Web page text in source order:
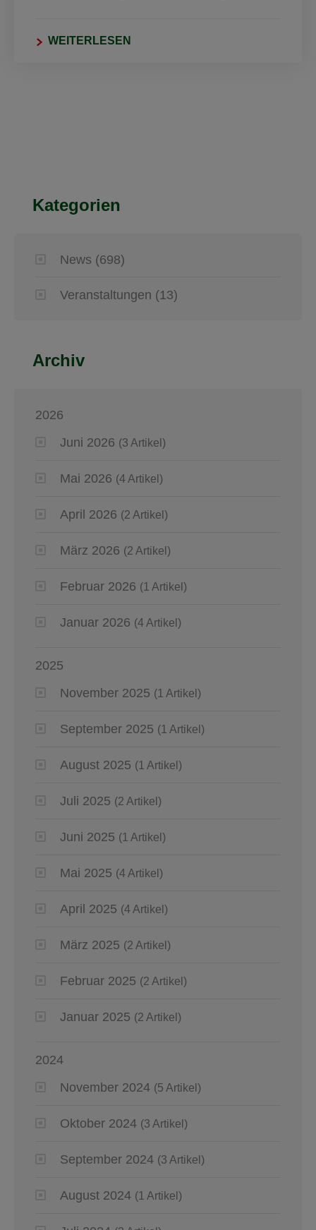
WEITERLESEN
Kategorien
News (698)
Veranstaltungen (13)
Archiv
2026
Juni 2026 (3 Artikel)
Mai 2026 (4 Artikel)
April 2026 (2 Artikel)
März 2026 (2 Artikel)
Februar 2026 (1 Artikel)
Januar 2026 (4 Artikel)
2025
November 2025 (1 Artikel)
September 2025 (1 Artikel)
August 2025 (1 Artikel)
Juli 2025 (2 Artikel)
Juni 2025 (1 Artikel)
Mai 2025 (4 Artikel)
April 2025 (4 Artikel)
März 2025 (2 Artikel)
Februar 2025 (2 Artikel)
Januar 2025 (2 Artikel)
2024
November 2024 (5 Artikel)
Oktober 2024 (3 Artikel)
September 2024 (3 Artikel)
August 2024 (1 Artikel)